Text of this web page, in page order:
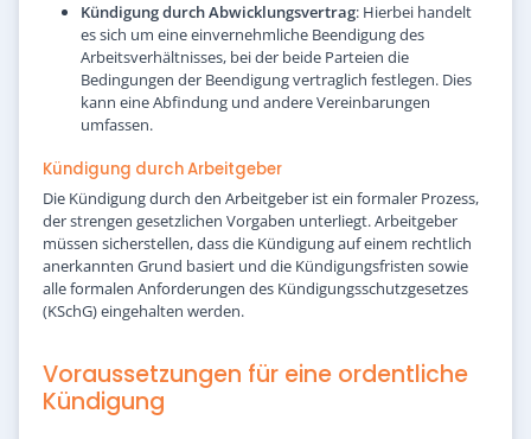
Kündigung durch Abwicklungsvertrag: Hierbei handelt
es sich um eine einvernehmliche Beendigung des
Arbeitsverhältnisses, bei der beide Parteien die
Bedingungen der Beendigung vertraglich festlegen. Dies
kann eine Abfindung und andere Vereinbarungen
umfassen.
Kündigung durch Arbeitgeber
Die Kündigung durch den Arbeitgeber ist ein formaler Prozess,
der strengen gesetzlichen Vorgaben unterliegt. Arbeitgeber
müssen sicherstellen, dass die Kündigung auf einem rechtlich
anerkannten Grund basiert und die Kündigungsfristen sowie
alle formalen Anforderungen des Kündigungsschutzgesetzes
(KSchG) eingehalten werden.
Voraussetzungen für eine ordentliche
Kündigung